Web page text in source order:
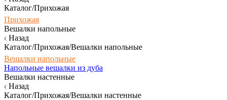
Каталог/Прихожая
Прихожая
Вешалки напольные
Назад
Каталог/Прихожая/Вешалки напольные
Вешалки напольные
Напольные вешалки из дуба
Вешалки настенные
Назад
Каталог/Прихожая/Вешалки настенные